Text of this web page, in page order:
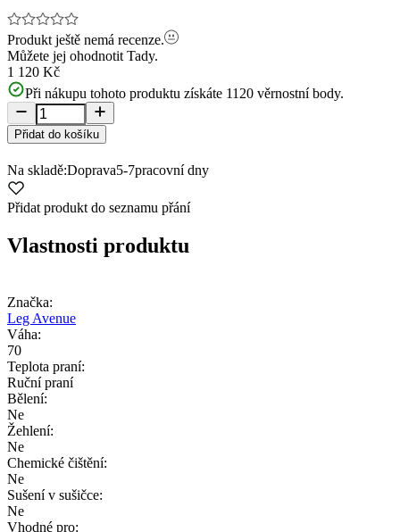
Produkt ještě nemá recenze.
Můžete jej ohodnotit Tady.
1 120 Kč
Při nákupu tohoto produktu získáte 1120 věrnostní body.
Přidat do košíku
Na skladě:Doprava5-7pracovní dny
Přidat produkt do seznamu přání
Vlastnosti produktu
Značka:
Leg Avenue
Váha:
70
Teplota praní:
Ruční praní
Bělení:
Ne
Žehlení:
Ne
Chemické čištění:
Ne
Sušení v sušičce:
Ne
Vhodné pro: